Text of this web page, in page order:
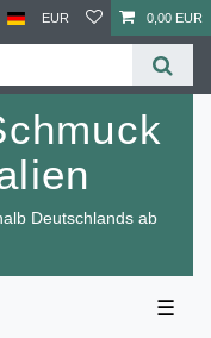
EUR 0,00 EUR
Deutschlands ab
☰